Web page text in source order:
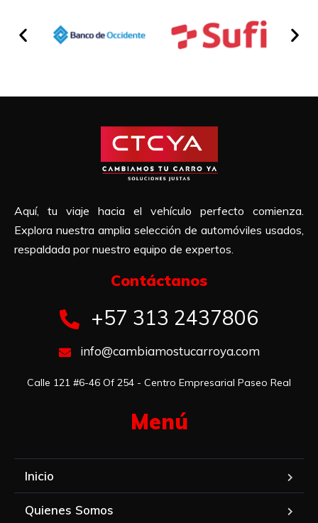
Aquí, tu viaje hacia el vehículo perfecto comienza.
Explora nuestra amplia selección de automóviles usados,
respaldada por nuestro equipo de expertos.
Contáctanos​
+57 313 2437806
info@cambiamostucarroya.com
Calle 121 #6-46 Of 254 - Centro Empresarial Paseo Real
Menú​
Inicio
Quienes Somos